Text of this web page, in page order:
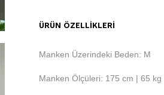
ÜRÜN ÖZELLIKLERI
Manken Üzerindeki Beden: M
Manken Ölçüleri: 175 cm | 65 kg